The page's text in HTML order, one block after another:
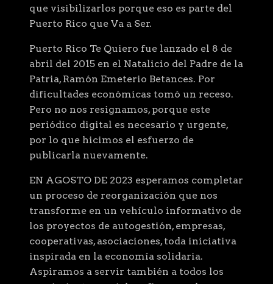
que visibilizarlos porque eso es parte del
Puerto Rico que Va a Ser.
Puerto Rico Te Quiero fue lanzado el 8 de
abril del 2015 en el Natalicio del Padre de la
Patria, Ramón Emeterio Betances. Por
dificultades económicas tomó un receso.
Pero no nos resignamos, porque este
periódico digital es necesario y urgente,
por lo que hicimos el esfuerzo de
publicarla nuevamente.
EN AGOSTO DE 2023 esperamos completar
un proceso de reorganización que nos
transforme en un vehículo informativo de
los proyectos de autogestión, empresas,
cooperativas, asociaciones, toda iniciativa
inspirada en la economía solidaria.
Aspiramos a servir también a todos los